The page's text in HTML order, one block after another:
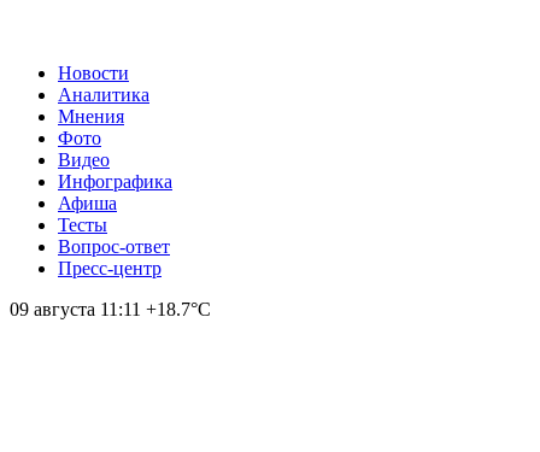
Новости
Аналитика
Мнения
Фото
Видео
Инфографика
Афиша
Тесты
Вопрос-ответ
Пресс-центр
09 августа 11:11 +18.7°С